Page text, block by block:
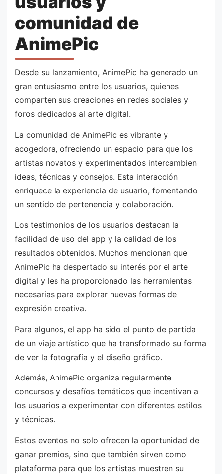
comunidad de
AnimePic
Desde su lanzamiento, AnimePic ha generado un
gran entusiasmo entre los usuarios, quienes
comparten sus creaciones en redes sociales y
foros dedicados al arte digital.
La comunidad de AnimePic es vibrante y
acogedora, ofreciendo un espacio para que los
artistas novatos y experimentados intercambien
ideas, técnicas y consejos. Esta interacción
enriquece la experiencia de usuario, fomentando
un sentido de pertenencia y colaboración.
Los testimonios de los usuarios destacan la
facilidad de uso del app y la calidad de los
resultados obtenidos. Muchos mencionan que
AnimePic ha despertado su interés por el arte
digital y les ha proporcionado las herramientas
necesarias para explorar nuevas formas de
expresión creativa.
Para algunos, el app ha sido el punto de partida
de un viaje artístico que ha transformado su forma
de ver la fotografía y el diseño gráfico.
Además, AnimePic organiza regularmente
concursos y desafíos temáticos que incentivan a
los usuarios a experimentar con diferentes estilos
y técnicas.
Estos eventos no solo ofrecen la oportunidad de
ganar premios, sino que también sirven como
plataforma para que los artistas muestren su